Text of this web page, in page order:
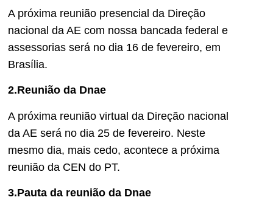
A próxima reunião presencial da Direção
nacional da AE com nossa bancada federal e
assessorias será no dia 16 de fevereiro, em
Brasília.
2.Reunião da Dnae
A próxima reunião virtual da Direção nacional
da AE será no dia 25 de fevereiro. Neste
mesmo dia, mais cedo, acontece a próxima
reunião da CEN do PT.
3.Pauta da reunião da Dnae